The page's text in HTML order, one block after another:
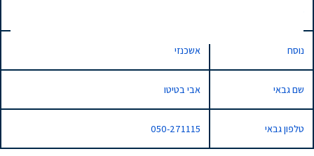
נוסח אשכנזי
שם גבאי אבי בטיטו
טלפון גבאי 050-271115